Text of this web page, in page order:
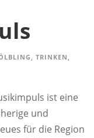
, TRINKEN ,
ist eine
und
für die Region